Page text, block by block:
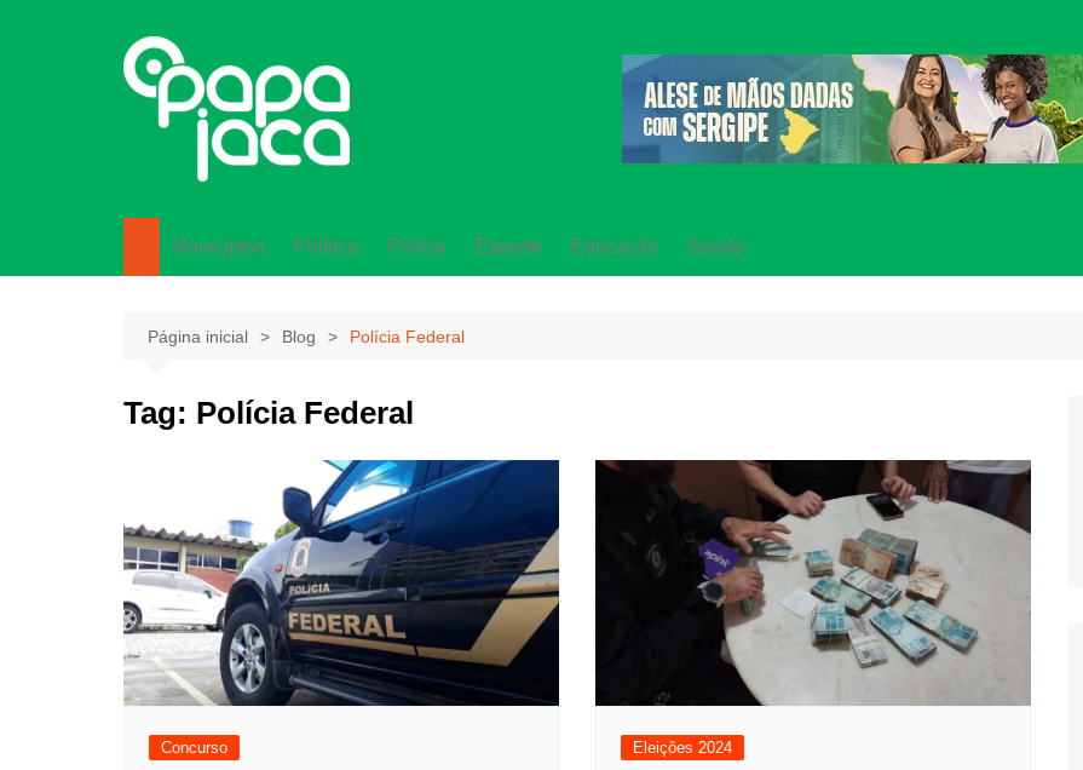
Municípios Política Polícia Esporte Educação Saúde
Página inicial Blog Polícia Federal
Tag: Polícia Federal
Concurso Eleições 2024